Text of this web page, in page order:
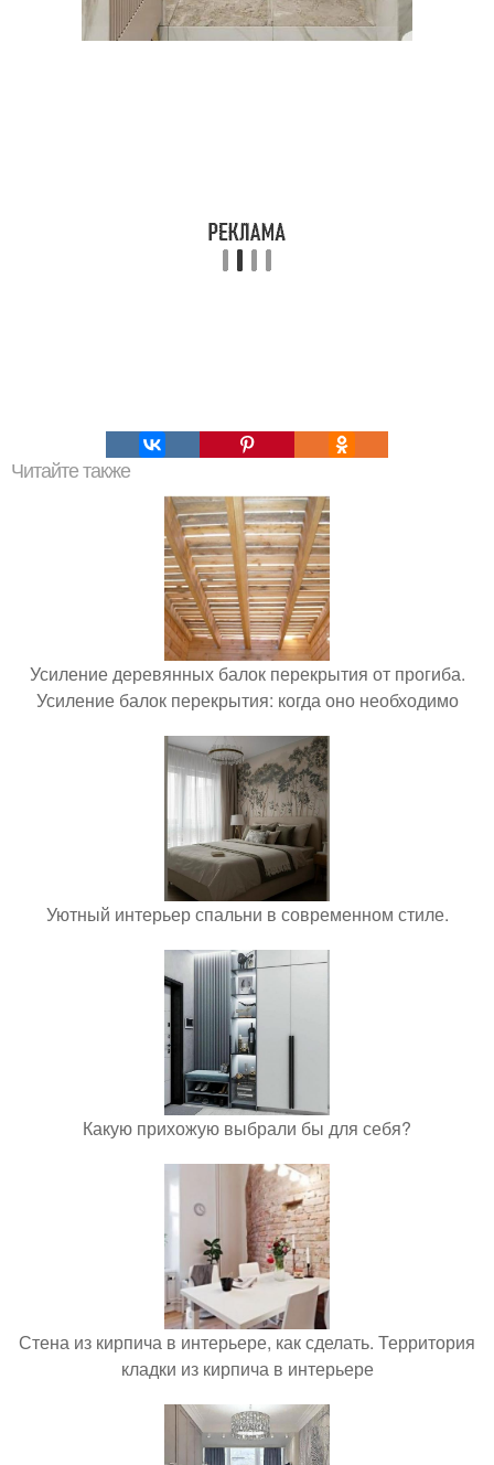
Читайте также
Усиление деревянных балок перекрытия от прогиба.
Усиление балок перекрытия: когда оно необходимо
Уютный интерьер спальни в современном стиле.
Какую прихожую выбрали бы для себя?
Стена из кирпича в интерьере, как сделать. Территория
кладки из кирпича в интерьере